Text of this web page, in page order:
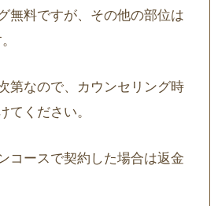
無料ですが、その他の部位は
第なので、カウンセリング時
てください。
コースで契約した場合は返金